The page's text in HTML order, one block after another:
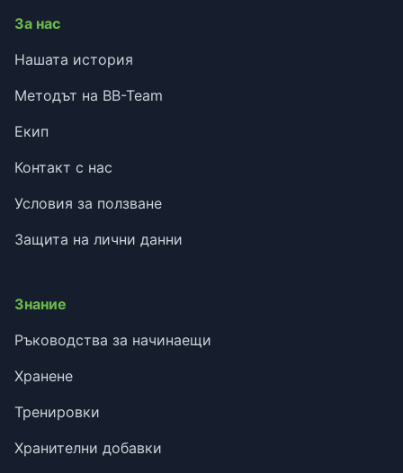
За нас
Нашата история
Методът на BB-Team
Екип
Контакт с нас
Условия за ползване
Защита на лични данни
Знание
Ръководства за начинаещи
Хранене
Тренировки
Хранителни добавки